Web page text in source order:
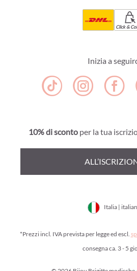
Click &
Inizia a
10% di sconto per la tua
Italia |
*Prezzi incl. IVA prevista per legge ed escl.
consegna ca. 3 - 5